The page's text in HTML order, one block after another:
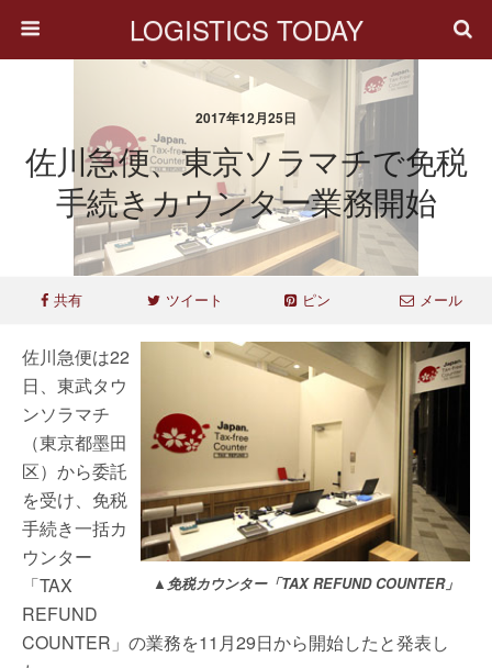
LOGISTICS TODAY
2017年12月25日
佐川急便、東京ソラマチで免税
手続きカウンター業務開始
共有 ツイート ピン メール
▲免税カウンター「TAX REFUND COUNTER」
佐川急便は22
日、東武タウ
ンソラマチ
（東京都墨田
区）から委託
を受け、免税
手続き一括カ
ウンター
「TAX
REFUND
COUNTER」の業務を11月29日から開始したと発表し